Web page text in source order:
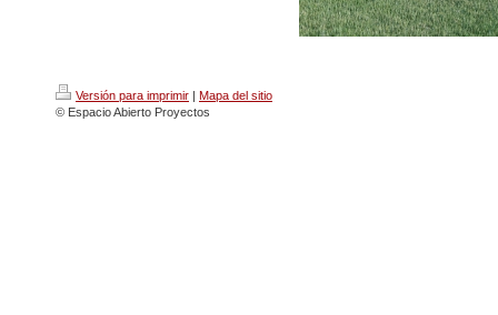
Versión para imprimir | Mapa del sitio
© Espacio Abierto Proyectos